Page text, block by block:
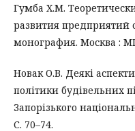
Гумба Х.М.
развития предприятий
монография. Москва :
Новак О.В. Деякі
політики будівельних
Запорізького
С. 70–74.